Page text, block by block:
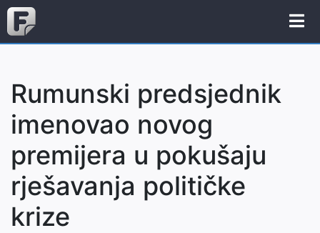
Rumunski predsjednik
imenovao novog
premijera u pokušaju
rješavanja političke
krize